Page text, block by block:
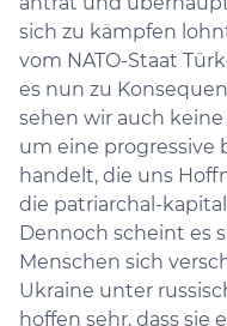
sich zu kämpfen
vom NATO-Staat
es nun zu
sehen wir auch keine
um eine progressive
handelt, die uns
die patriarchal-
Dennoch scheint es
Menschen sich
Ukraine unter
hoffen sehr, dass sie